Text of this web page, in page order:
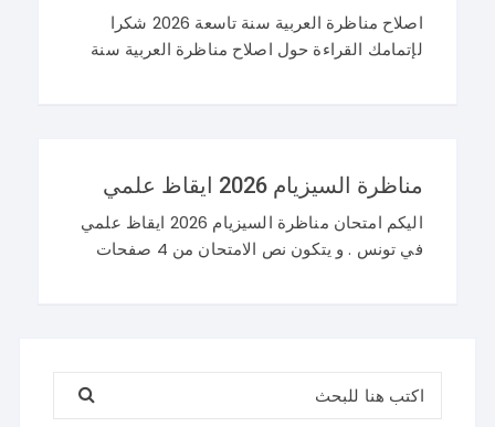
اصلاح مناظرة العربية سنة تاسعة 2026 شكرا
لإتمامك القراءة حول اصلاح مناظرة العربية سنة
مناظرة السيزيام 2026 ايقاظ علمي
اليكم امتحان مناظرة السيزيام 2026 ايقاظ علمي
في تونس . و يتكون نص الامتحان من 4 صفحات
البحث عن: